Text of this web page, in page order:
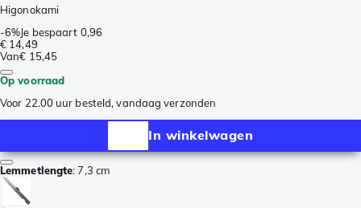
Higonokami
-6%Je bespaart 0,96
€ 14,49
Van€ 15,45
Op voorraad
Voor 22.00 uur besteld, vandaag verzonden
In winkelwagen
Lemmetlengte:7,3 cm